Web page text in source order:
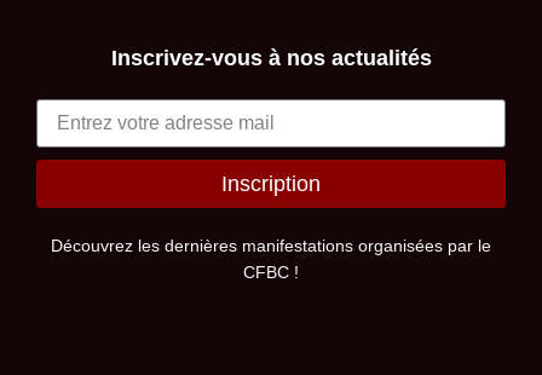
Inscrivez-vous à nos actualités
Inscription
Découvrez les dernières manifestations organisées par le
CFBC !